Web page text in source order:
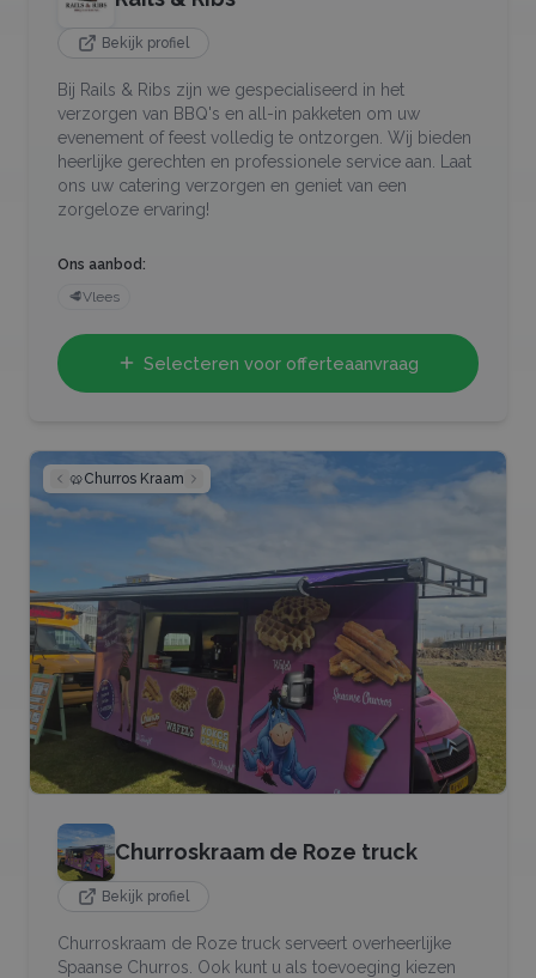
Bekijk profiel
Bij Rails & Ribs zijn we gespecialiseerd in het
verzorgen van BBQ's en all-in pakketen om uw
evenement of feest volledig te ontzorgen. Wij bieden
heerlijke gerechten en professionele service aan. Laat
ons uw catering verzorgen en geniet van een
zorgeloze ervaring!
Ons aanbod:
🥩Vlees
Selecteren voor offerteaanvraag
🥨Churros Kraam
Churroskraam de Roze truck
Bekijk profiel
Churroskraam de Roze truck serveert overheerlijke
Spaanse Churros. Ook kunt u als toevoeging kiezen